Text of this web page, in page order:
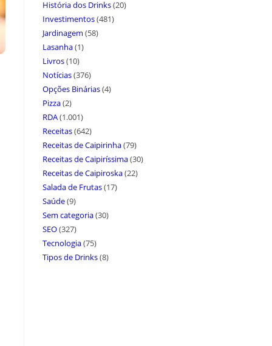
História dos Drinks(20)
Investimentos(481)
Jardinagem (58)
Lasanha(1)
Livros(10)
Notícias(376)
Opções Binárias(4)
Pizza(2)
RDA(1.001)
Receitas(642)
Receitas de Caipirinha(79)
Receitas de Caipiríssima(30)
Receitas de Caipiroska(22)
Salada de Frutas(17)
Saúde(9)
Sem categoria(30)
SEO(327)
Tecnologia(75)
Tipos de Drinks(8)